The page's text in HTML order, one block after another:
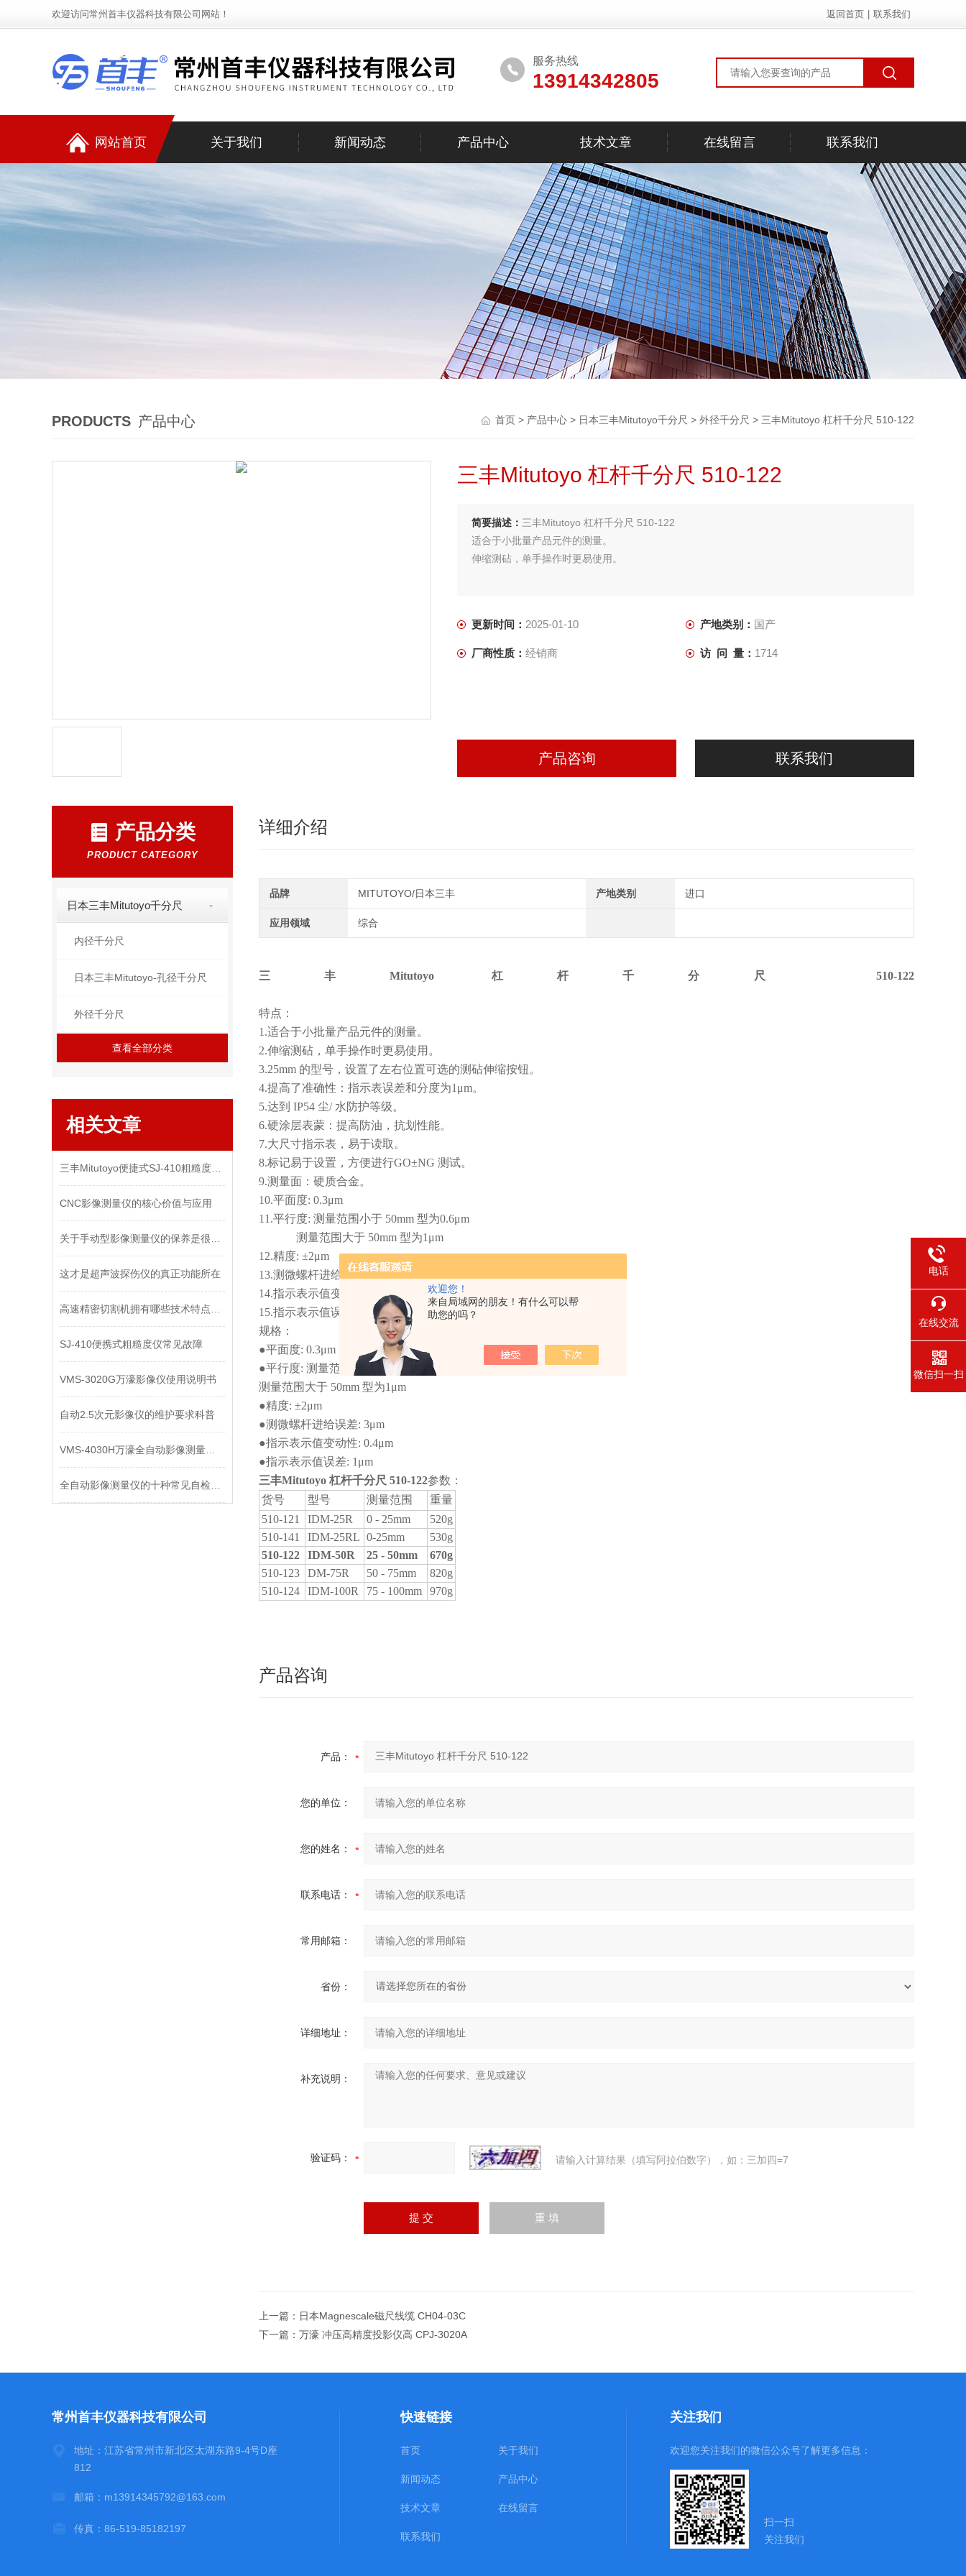
欢迎您！
来自局域网的朋友！有什么可以帮
助您的吗？
欢迎访问常州首丰仪器科技有限公司网站！ 返回首页 联系我们
服务热线
13914342805
网站首页 关于我们 新闻动态 产品中心 技术文章 在线留言 联系我们
PRODUCTS 产品中心 首页 > 产品中心 > 日本三丰Mitutoyo千分尺 > 外径千分尺 > 三丰Mitutoyo 杠杆千分尺 510-122
三丰Mitutoyo 杠杆千分尺 510-122
简要描述： 三丰Mitutoyo 杠杆千分尺 510-122
适合于小批量产品元件的测量。
伸缩测砧，单手操作时更易使用。
更新时间： 2025-01-10 产地类别： 国产
厂商性质： 经销商 访 问 量： 1714
产品咨询 联系我们
产品分类
PRODUCT CATEGORY
日本三丰Mitutoyo千分尺
内径千分尺
日本三丰Mitutoyo-孔径千分尺
外径千分尺
查看全部分类
相关文章
CNC影像测量仪的核心价值与应用
这才是超声波探伤仪的真正功能所在
SJ-410便携式粗糙度仪常见故障
VMS-3020G万濠影像仪使用说明书
自动2.5次元影像仪的维护要求科普
详细介绍
品牌 MITUTOYO/日本三丰 产地类别 进口
应用领域 综合
三丰Mitutoyo 杠杆千分尺 510-122
特点：
1.适合于小批量产品元件的测量。
2.伸缩测砧，单手操作时更易使用。
3.25mm 的型号，设置了左右位置可选的测砧伸缩按钮。
4.提高了准确性：指示表误差和分度为1μm。
5.达到 IP54 尘/ 水防护等级。
6.硬涂层表蒙：提高防油，抗划性能。
7.大尺寸指示表，易于读取。
8.标记易于设置，方便进行GO±NG 测试。
9.测量面：硬质合金。
10.平面度: 0.3μm
11.平行度: 测量范围小于 50mm 型为0.6μm
测量范围大于 50mm 型为1μm
12.精度: ±2μm
13.测微螺杆进给误差: 3μm
14.指示表示值变动性: 0.4μm
15.指示表示值误差: 1μm
规格：
●平面度: 0.3μm
●平行度: 测量范围小于 50mm 型为0.6μm
测量范围大于 50mm 型为1μm
●精度: ±2μm
●测微螺杆进给误差: 3μm
●指示表示值变动性: 0.4μm
●指示表示值误差: 1μm
三丰Mitutoyo 杠杆千分尺 510-122​参数：
货号
型号 测量范围
重量
510-121
IDM-25R 0 - 25mm
520g
510-141
IDM-25RL 0-25mm
530g
510-122
IDM-50R 25 - 50mm
670g
510-123
DM-75R 50 - 75mm
820g
510-124
IDM-100R 75 - 100mm 970g
产品咨询
产品：
您的单位：
您的姓名：
联系电话：
常用邮箱：
省份：
详细地址：
补充说明：
验证码： 请输入计算结果（填写阿拉伯数字），如：三加四=7
上一篇： 日本Magnescale磁尺线缆 CH04-03C
下一篇： 万濠 冲压高精度投影仪高 CPJ-3020A
常州首丰仪器科技有限公司
地址：江苏省常州市新北区太湖东路9-4号D座
812
邮箱：m13914345792@163.com
传真：86-519-85182197
快速链接
首页 关于我们
新闻动态 产品中心
技术文章 在线留言
联系我们
关注我们
欢迎您关注我们的微信公众号了解更多信息：
扫一扫
关注我们
电话
在线交流
微信扫一扫